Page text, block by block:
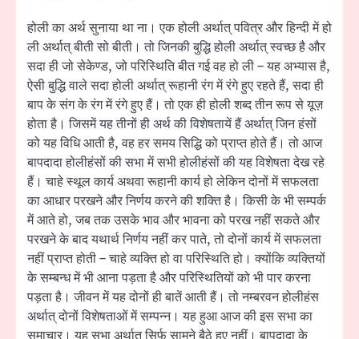
होली का अर्थ सुनाया था ना। एक होली अर्थात् पवित्र और हिन्दी में हो
ली अर्थात् बीती सो बीती। तो जिनकी बुद्धि होली अर्थात् स्वच्छ है और
सदा ही जो सेकेण्ड, जो परिस्थिति बीत गई वह हो ली – यह अभ्यास है,
ऐसी बुद्धि वाले सदा होली अर्थात् रूहानी रंग में रंगे हुए रहते हैं, सदा ही
बाप के संग के रंग में रंगे हुए हैं। तो एक ही होली शब्द तीन रूप से यूज़
होता है। जिसमें यह तीनों ही अर्थ की विशेषतायें हैं अर्थात् जिन हंसों
को यह विधि आती है, वह हर समय सिद्धि को प्राप्त होते हैं। तो आज
बापदादा होलीहंसों की सभा में सभी होलीहंसों की यह विशेषता देख रहे
हैं। चाहे स्थूल कार्य अथवा रूहानी कार्य हो लेकिन दोनों में सफलता
का आधार परखने और निर्णय करने की शक्ति है। किसी के भी सम्पर्क
में आते हो, जब तक उसके भाव और भावना को परख नहीं सकते और
परखने के बाद यथार्थ निर्णय नहीं कर पाते, तो दोनों कार्य में सफलता
नहीं प्राप्त होती – चाहे व्यक्ति हो वा परिस्थिति हो। क्योंकि व्यक्तियों
के सम्बन्ध में भी आना पड़ता है और परिस्थितियों को भी पार करना
पड़ता है। जीवन में यह दोनों ही बातें आती हैं। तो नम्बरवन होलीहंस
अर्थात् दोनों विशेषताओं में सम्पन्न। यह हुआ आज की इस सभा का